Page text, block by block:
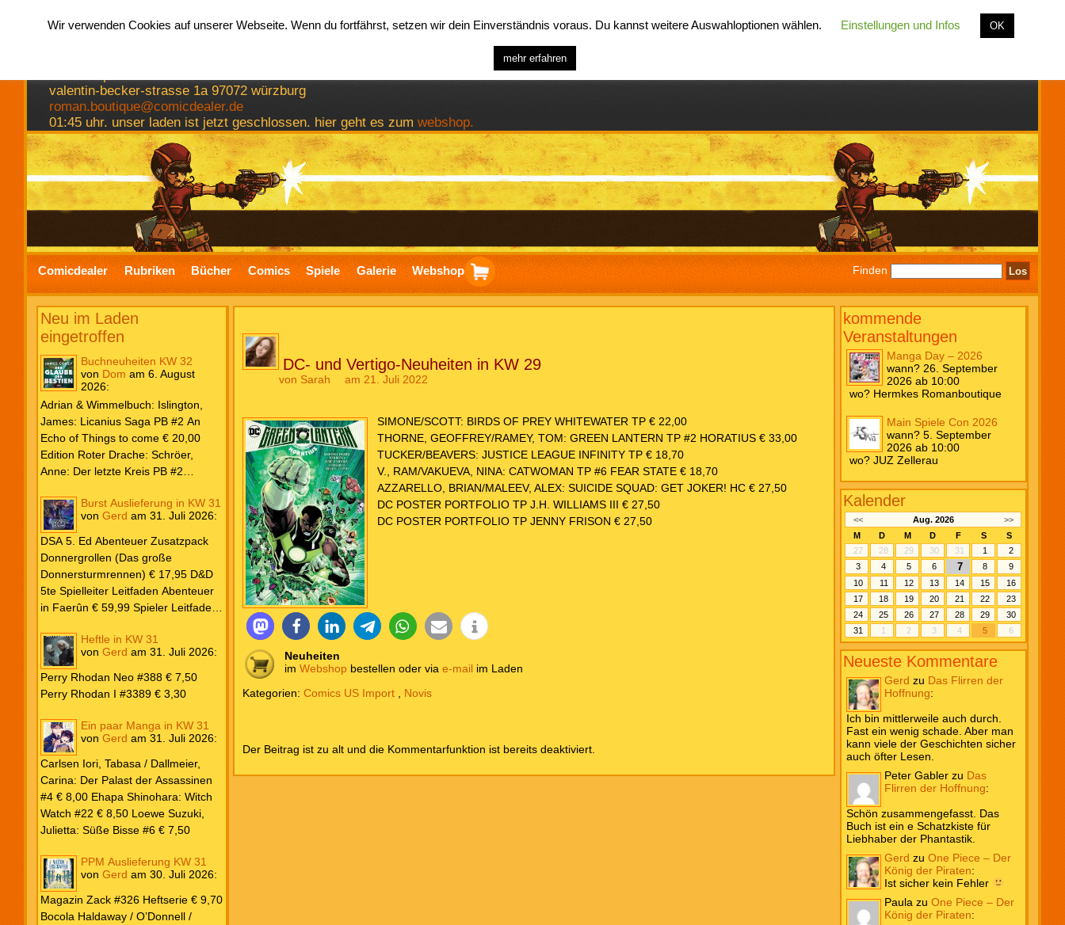
valentin-becker-strasse 1a 97072 würzburg
roman.boutique@comicdealer.de
01:45 uhr. unser laden ist jetzt geschlossen. hier geht es zum webshop.
Comicdealer Rubriken Bücher Comics Spiele Galerie Webshop Finden
Neu im Laden
eingetroffen
Buchneuheiten KW 32
von Dom am 6. August
2026:
Adrian & Wimmelbuch: Islington,
James: Licanius Saga PB #2 An
Echo of Things to come € 20,00
Edition Roter Drache: Schröer,
Anne: Der letzte Kreis PB #2
Frank: Der Pandora-Zyklus PB #1
Die Reise nach Pandora € 16,00
Corey, James: The Captive’s War
HC #2 Der Glaube der Bestien €
24,00 Loewe: Suzuki, Julietta: Süße
Bisse #6 € 7,50
Burst Auslieferung in KW 31
von Gerd am 31. Juli 2026:
DSA 5. Ed Abenteuer Zusatzpack
Donnergrollen (Das große
Donnersturmrennen) € 17,95 D&D
5te Spielleiter Leitfaden Abenteuer
in Faerûn € 59,99 Spieler Leitfaden
Heftle in KW 31
von Gerd am 31. Juli 2026:
Perry Rhodan Neo #388 € 7,50
Perry Rhodan I #3389 € 3,30
Ein paar Manga in KW 31
von Gerd am 31. Juli 2026:
Carlsen Iori, Tabasa / Dallmeier,
Carina: Der Palast der Assassinen
#4 € 8,00 Ehapa Shinohara: Witch
Watch #22 € 8,50 Loewe Suzuki,
Julietta: Süße Bisse #6 € 7,50
PPM Auslieferung KW 31
von Gerd am 30. Juli 2026:
Magazin Zack #326 Heftserie € 9,70
Bocola Haldaway / O’Donnell /
DC- und Vertigo-Neuheiten in KW 29
von Sarah am 21. Juli 2022
SIMONE/SCOTT: BIRDS OF PREY WHITEWATER TP € 22,00
THORNE, GEOFFREY/RAMEY, TOM: GREEN LANTERN TP #2 HORATIUS € 33,00
TUCKER/BEAVERS: JUSTICE LEAGUE INFINITY TP € 18,70
V., RAM/VAKUEVA, NINA: CATWOMAN TP #6 FEAR STATE € 18,70
AZZARELLO, BRIAN/MALEEV, ALEX: SUICIDE SQUAD: GET JOKER! HC € 27,50
DC POSTER PORTFOLIO TP J.H. WILLIAMS III € 27,50
DC POSTER PORTFOLIO TP JENNY FRISON € 27,50
Neuheiten
imWebshop bestellen oder viae-mail im Laden
Kategorien:Comics US Import Novis
Der Beitrag ist zu alt und die Kommentarfunktion ist bereits deaktiviert.
kommende
Veranstaltungen
Manga Day – 2026
wann? 26. September
2026 ab 10:00
wo? Hermkes Romanboutique
Main Spiele Con 2026
wann? 5. September
2026 ab 10:00
wo? JUZ Zellerau
Kalender
<< Aug. 2026
>>
M
D M D F S
S
27
28 29 30 31 1
2
3
4 5 6 7 8
9
10
11 12 13 14 15
16
17
18 19 20 21 22
23
24
25 26 27 28 29
30
31
1 2 3 4 5 6
Neueste Kommentare
Gerd zu Das Flirren der
Hoffnung:
Ich bin mittlerweile auch durch.
Fast ein wenig schade. Aber man
kann viele der Geschichten sicher
auch öfter Lesen.
Peter Gabler zu Das
Flirren der Hoffnung:
Schön zusammengefasst. Das
Buch ist ein e Schatzkiste für
Liebhaber der Phantastik.
Gerd zuOne Piece – Der
König der Piraten:
Ist sicher kein Fehler
Paula zuOne Piece – Der
König der Piraten:
Wir verwenden Cookies auf unserer Webseite. Wenn du fortfährst, setzen wir dein Einverständnis voraus. Du kannst weitere Auswahloptionen wählen. Einstellungen und Infos OK
mehr erfahren